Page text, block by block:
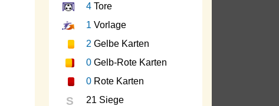
4 Tore
1 Vorlage
2 Gelbe Karten
0 Gelb-Rote Karten
0 Rote Karten
S 21 Siege